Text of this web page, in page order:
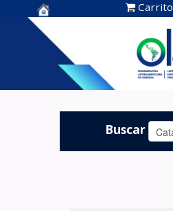
Centro de
Documentación
OLADE -
Carrito
Buscar